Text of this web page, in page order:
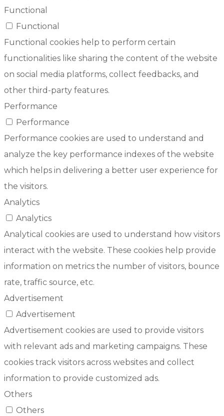
Functional
Functional
Functional cookies help to perform certain
functionalities like sharing the content of the website
on social media platforms, collect feedbacks, and
other third-party features.
Performance
Performance
Performance cookies are used to understand and
analyze the key performance indexes of the website
which helps in delivering a better user experience for
the visitors.
Analytics
Analytics
Analytical cookies are used to understand how visitors
interact with the website. These cookies help provide
information on metrics the number of visitors, bounce
rate, traffic source, etc.
Advertisement
Advertisement
Advertisement cookies are used to provide visitors
with relevant ads and marketing campaigns. These
cookies track visitors across websites and collect
information to provide customized ads.
Others
Others